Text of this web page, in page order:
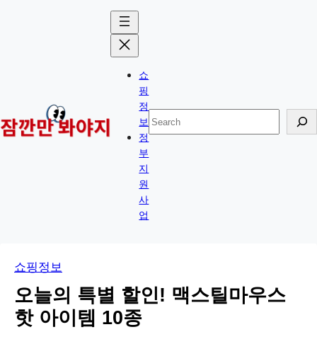
가
쇼
핑
정
보
정
부
지
원
사
업
검
색
쇼핑정보
오늘의 특별 할인! 맥스틸마우스
핫 아이템 10종